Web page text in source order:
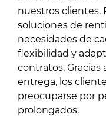
nuestros clientes.
soluciones de
necesidades de
flexibilidad y
contratos. Gracias
entrega, los
preocuparse por
prolongados.